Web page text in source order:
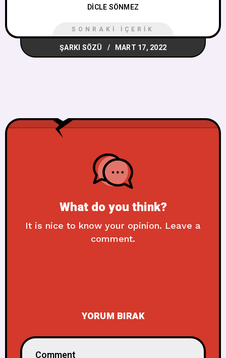
DICLE SÖNMEZ
SONRAKI İÇERIK
ŞARKI SÖZÜ MART 17, 2022
What do you think?
It is nice to know your opinion. Leave a
comment.
YORUM BIRAK